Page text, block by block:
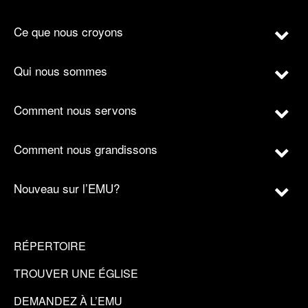
Ce que nous croyons
Qui nous sommes
Comment nous servons
Comment nous grandissons
Nouveau sur l’EMU?
RÉPERTOIRE
TROUVER UNE ÉGLISE
DEMANDEZ À L’EMU